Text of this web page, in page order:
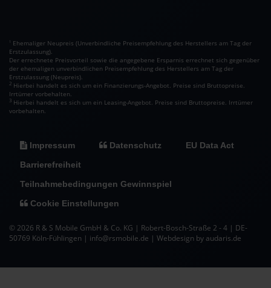
1 Ehemaliger Neupreis (Unverbindliche Preisempfehlung des Herstellers am Tag der
Erstzulassung).
Der errechnete Preisvorteil sowie die angegebene Ersparnis errechnet sich gegenüber
der ehemaligen unverbindlichen Preisempfehlung des Herstellers am Tag der
Erstzulassung (Neupreis).
2 Hierbei handelt es sich um ein Finanzierungs-Angebot. Preise sind Bruttopreise.
Irrtümer vorbehalten.
3 Hierbei handelt es sich um ein Leasing-Angebot. Preise sind Bruttopreise. Irrtümer
vorbehalten.
Impressum Datenschutz
EU Data Act
Barrierefreiheit
Teilnahmebedingungen Gewinnspiel
Cookie Einstellungen
© 2026 R & S Mobile GmbH & Co. KG | Robert-Bosch-Straße 2 - 4 | DE-
50769 Köln-Fühlingen | info@rsmobile.de | Webdesign by audaris.de